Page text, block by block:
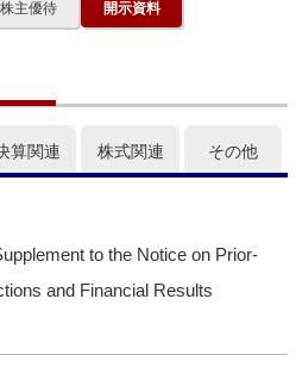
株主優待 開示資料
算関連 株式関連 その他
to the Notice on Prior-
and Financial Results